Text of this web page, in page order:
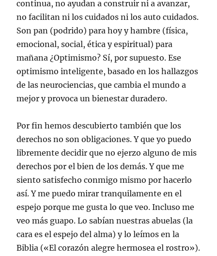
continua, no ayudan a construir ni a avanzar,
no facilitan ni los cuidados ni los auto cuidados.
Son pan (podrido) para hoy y hambre (física,
emocional, social, ética y espiritual) para
mañana ¿Optimismo? Sí, por supuesto. Ese
optimismo inteligente, basado en los hallazgos
de las neurociencias, que cambia el mundo a
mejor y provoca un bienestar duradero.
Por fin hemos descubierto también que los
derechos no son obligaciones. Y que yo puedo
libremente decidir que no ejerzo alguno de mis
derechos por el bien de los demás. Y que me
siento satisfecho conmigo mismo por hacerlo
así. Y me puedo mirar tranquilamente en el
espejo porque me gusta lo que veo. Incluso me
veo más guapo. Lo sabían nuestras abuelas (la
cara es el espejo del alma) y lo leímos en la
Biblia («El corazón alegre hermosea el rostro»).